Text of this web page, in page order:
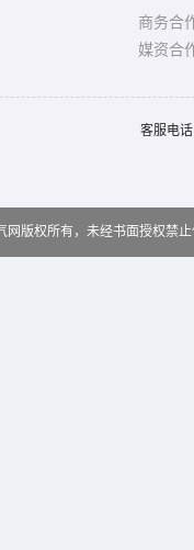
商务合
媒资合
客服电
网版权所有，未经书面授权